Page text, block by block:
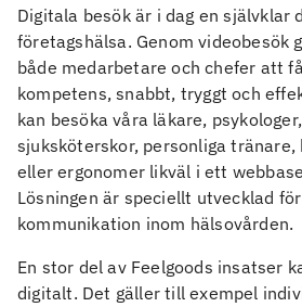
Digitala besök är i dag en självklar
företagshälsa. Genom videobesök
både medarbetare och chefer att
kompetens, snabbt, tryggt och
kan besöka våra läkare,
sjuksköterskor, personliga tränare,
eller ergonomer likväl i ett
Lösningen är speciellt utvecklad
kommunikation inom hälsovården.
En stor del av Feelgoods insatser
digitalt. Det gäller till exempel